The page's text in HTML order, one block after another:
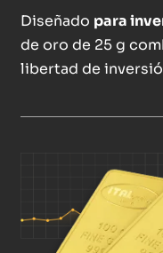
Diseñado para
de oro de 25 g
libertad de